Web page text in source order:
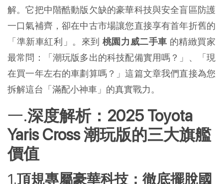
解。它把中階酷動版欠缺的豪華科技與安全盲區防護
一口氣補齊，卻在中古市場讓您直接享有首年折舊的
「準新車紅利」。來到 桃園力威二手車 的精緻買家
最常問：「潮玩版多出的科技配備實用嗎？」、「現
在買一年左右的車劃算嗎？」這篇文章我們直接為您
拆解這台「滿配小神車」的真實戰力。
深度解析：2025 Toyota
Yaris Cross 潮玩版的三大旗艦
價值
頂規專屬豪華科技：徹底擺脫國